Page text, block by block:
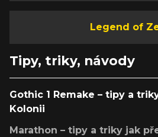
Legend of
Tipy, triky, návody
Gothic 1 Remake – tipy a
Kolonii
Marathon – tipy a triky jak